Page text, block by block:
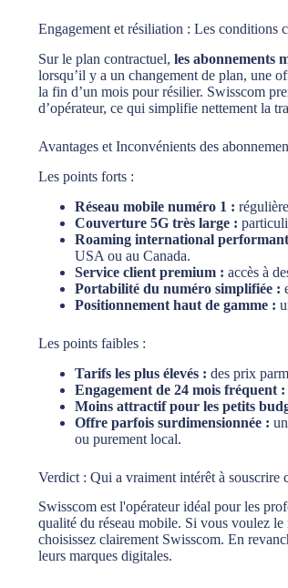
Engagement et résiliation : Les conditions
Sur le plan contractuel, les abonnements
lorsqu’il y a un changement de plan, une
la fin d’un mois pour résilier. Swisscom
d’opérateur, ce qui simplifie nettement la
Avantages et Inconvénients des
Les points forts :
Réseau mobile numéro 1 :
Couverture 5G très large :
Roaming international
USA ou au Canada.
Service client premium : accès à
Portabilité du numéro simplifiée :
Positionnement haut de gamme :
Les points faibles :
Tarifs les plus élevés : des prix
Engagement de 24 mois fréquent :
Moins attractif pour les petits
Offre parfois surdimensionnée :
ou purement local.
Verdict : Qui a vraiment intérêt à souscrire
Swisscom est l'opérateur idéal pour les
qualité du réseau mobile. Si vous voulez
choisissez clairement Swisscom. En
leurs marques digitales.